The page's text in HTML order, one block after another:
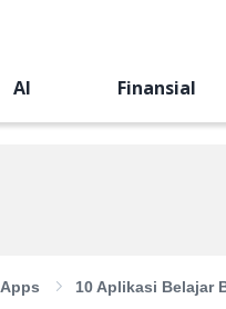
AI Finansial
Apps 10 Aplikasi Belajar